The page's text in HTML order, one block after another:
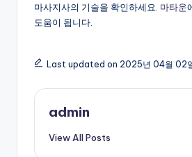
마사지사의 기술을 확인하세요. 마타운
도움이 됩니다.
Last updated on 2025년 04월 02
admin
View All Posts